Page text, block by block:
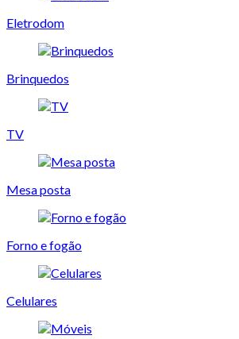
Eletrodom
Brinquedos
TV
Mesa posta
Forno e fogão
Celulares